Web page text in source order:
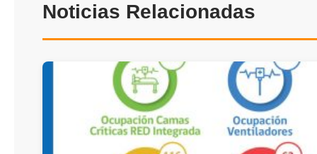
Noticias Relacionadas